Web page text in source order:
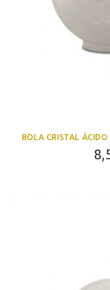
BOLA CRISTAL